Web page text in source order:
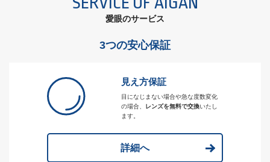
愛眼のサービス
3つの安心保証
見え方保証
目になじまない場合や急な度数変化
の場合、
レンズを無料で交換いたし
ます。
詳細へ